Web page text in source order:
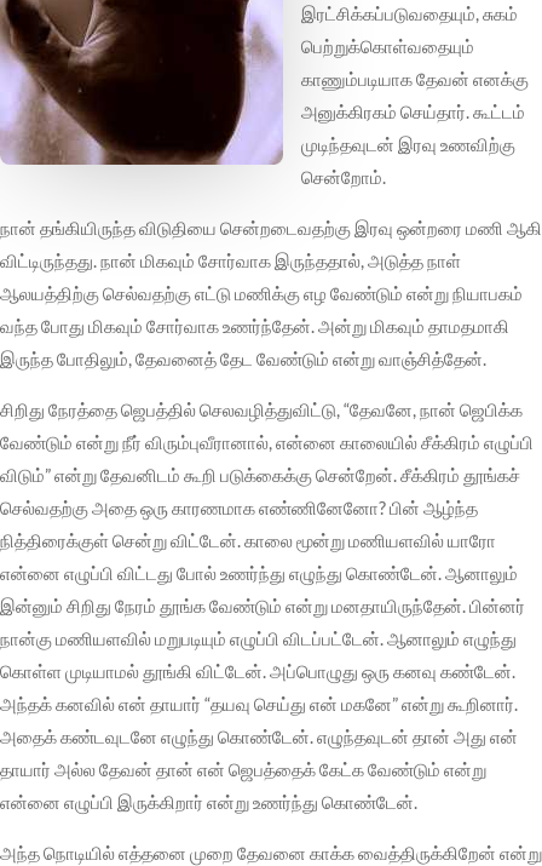
இரட்சிக்கப்படுவதையும், சுகம்
பெற்றுக்கொள்வதையும்
காணும்படியாக தேவன் எனக்கு
அனுக்கிரகம் செய்தார். கூட்டம்
முடிந்தவுடன் இரவு உணவிற்கு
சென்றோம்.
நான் தங்கியிருந்த விடுதியை சென்றடைவதற்கு இரவு ஒன்றரை மணி ஆகி
விட்டிருந்தது. நான் மிகவும் சோர்வாக இருந்ததால், அடுத்த நாள்
ஆலயத்திற்கு செல்வதற்கு எட்டு மணிக்கு எழ வேண்டும் என்று நியாபகம்
வந்த போது மிகவும் சோர்வாக உணர்ந்தேன். அன்று மிகவும் தாமதமாகி
இருந்த போதிலும், தேவனைத் தேட வேண்டும் என்று வாஞ்சித்தேன்.
சிறிது நேரத்தை ஜெபத்தில் செலவழித்துவிட்டு, “தேவனே, நான் ஜெபிக்க
வேண்டும் என்று நீர் விரும்புவீரானால், என்னை காலையில் சீக்கிரம் எழுப்பி
விடும்” என்று தேவனிடம் கூறி படுக்கைக்கு சென்றேன். சீக்கிரம் தூங்கச்
செல்வதற்கு அதை ஒரு காரணமாக எண்ணினேனோ? பின் ஆழ்ந்த
நித்திரைக்குள் சென்று விட்டேன். காலை மூன்று மணியளவில் யாரோ
என்னை எழுப்பி விட்டது போல் உணர்ந்து எழுந்து கொண்டேன். ஆனாலும்
இன்னும் சிறிது நேரம் தூங்க வேண்டும் என்று மனதாயிருந்தேன். பின்னர்
நான்கு மணியளவில் மறுபடியும் எழுப்பி விடப்பட்டேன். ஆனாலும் எழுந்து
கொள்ள முடியாமல் தூங்கி விட்டேன். அப்பொழுது ஒரு கனவு கண்டேன்.
அந்தக் கனவில் என் தாயார் “தயவு செய்து என் மகனே” என்று கூறினார்.
அதைக் கண்டவுடனே எழுந்து கொண்டேன். எழுந்தவுடன் தான் அது என்
தாயார் அல்ல தேவன் தான் என் ஜெபத்தைக் கேட்க வேண்டும் என்று
என்னை எழுப்பி இருக்கிறார் என்று உணர்ந்து கொண்டேன்.
அந்த நொடியில் எத்தனை முறை தேவனை காக்க வைத்திருக்கிறேன் என்று